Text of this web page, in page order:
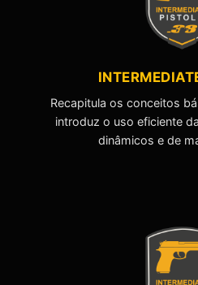
Recapitula os conceitos
introduz o uso eficiente
dinâmicos e de